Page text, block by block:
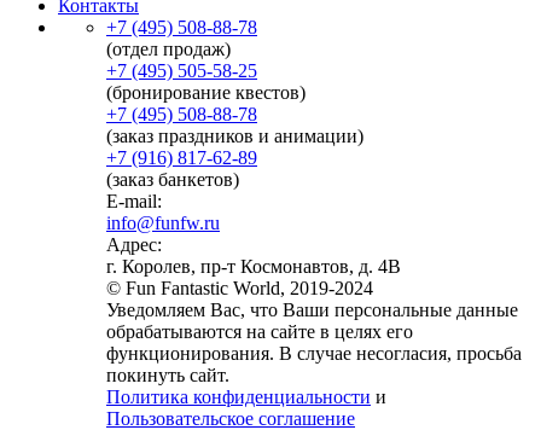
Контакты
+7 (495) 508-88-78
(отдел продаж)
+7 (495) 505-58-25
(бронирование квестов)
+7 (495) 508-88-78
(заказ праздников и анимации)
+7 (916) 817-62-89
(заказ банкетов)
E-mail:
info@funfw.ru
Адрес:
г. Королев, пр-т Космонавтов, д. 4В
© Fun Fantastic World, 2019-2024
Уведомляем Вас, что Ваши персональные данные
обрабатываются на сайте в целях его
функционирования. В случае несогласия, просьба
покинуть сайт.
Политика конфиденциальности и
Пользовательское соглашение